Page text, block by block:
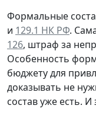
Формальные
и 129.1 НК РФ.
126, штраф за
Особенность
бюджету для
доказывать не
состав уже есть.